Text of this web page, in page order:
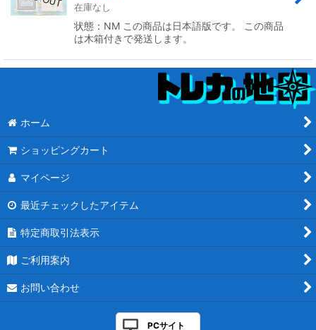
在庫なし
状態：NM この商品は日本語版です。 この商品
は木箱付きで発送します。
ホーム
ショッピングカート
マイページ
最近チェックしたアイテム
特定商取引法表示
ご利用案内
お問い合わせ
PCサイト